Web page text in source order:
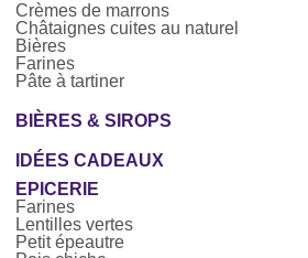
Crèmes de marrons
Châtaignes cuites au naturel
Bières
Farines
Pâte à tartiner
BIÈRES & SIROPS
IDÉES CADEAUX
EPICERIE
Farines
Lentilles vertes
Petit épeautre